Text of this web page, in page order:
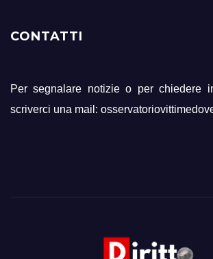
CONTATTI
Per segnalare notizie o per chiedere
scriverci una mail: